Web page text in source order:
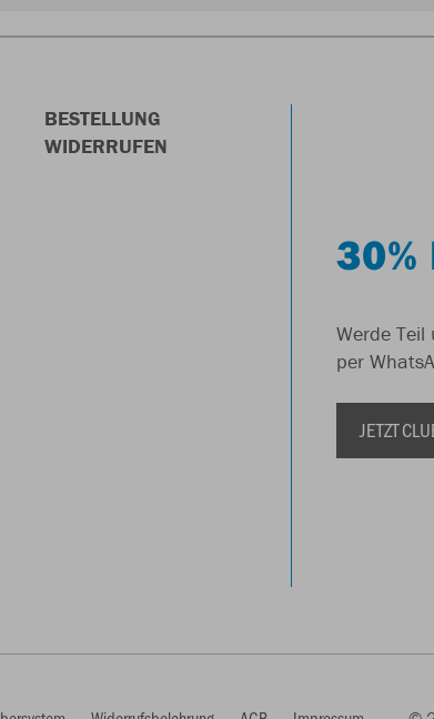
BESTELLUNG
WIDERRUFEN
30%
Werde
per
JETZT